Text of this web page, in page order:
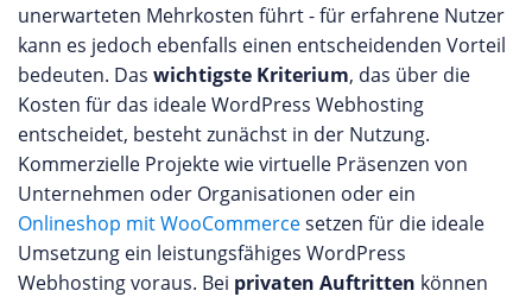
unerwarteten Mehrkosten führt - für erfahrene Nutzer
kann es jedoch ebenfalls einen entscheidenden Vorteil
bedeuten. Das wichtigste Kriterium, das über die
Kosten für das ideale WordPress Webhosting
entscheidet, besteht zunächst in der Nutzung.
Kommerzielle Projekte wie virtuelle Präsenzen von
Unternehmen oder Organisationen oder ein
Onlineshop mit WooCommercesetzen für die ideale
Umsetzung ein leistungsfähiges WordPress
Webhosting voraus. Bei privaten Auftritten können